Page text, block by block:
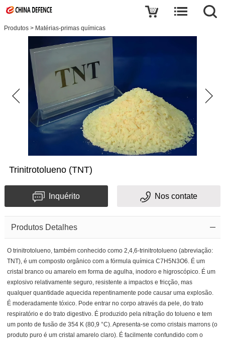
Produtos > Matérias-primas químicas
Trinitrotolueno (TNT)
Inquérito Nos contate
Produtos Detalhes
O trinitrotolueno, também conhecido como 2,4,6-trinitrotolueno (abreviação:
TNT), é um composto orgânico com a fórmula química C7H5N3O6. É um
cristal branco ou amarelo em forma de agulha, inodoro e higroscópico. É um
explosivo relativamente seguro, resistente a impactos e fricção, mas
qualquer quantidade aquecida repentinamente pode causar uma explosão.
É moderadamente tóxico. Pode entrar no corpo através da pele, do trato
respiratório e do trato digestivo. É produzido pela nitração do tolueno e tem
um ponto de fusão de 354 K (80,9 °C). Apresenta-se como cristais marrons (o
produto puro é um cristal amarelo claro). É facilmente confundido com o